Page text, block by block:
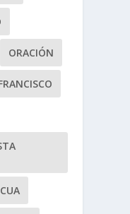
ORACIÓN